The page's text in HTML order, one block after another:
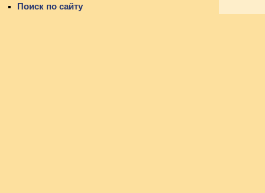
Поиск по сайту